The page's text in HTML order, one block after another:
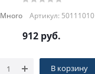
Много Артикул: 50111010
912руб.
В корзину